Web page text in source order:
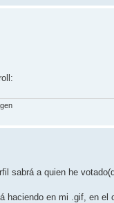
sabrá a quien he
haciendo en mi .gif, en el